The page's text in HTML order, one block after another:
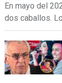
En mayo del
dos caballos.